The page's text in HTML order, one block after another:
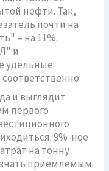
нефти. Так,
почти на
– на 11%.
и
удельные
и выглядит
первого
9%-ное
на тонну
приемлемым